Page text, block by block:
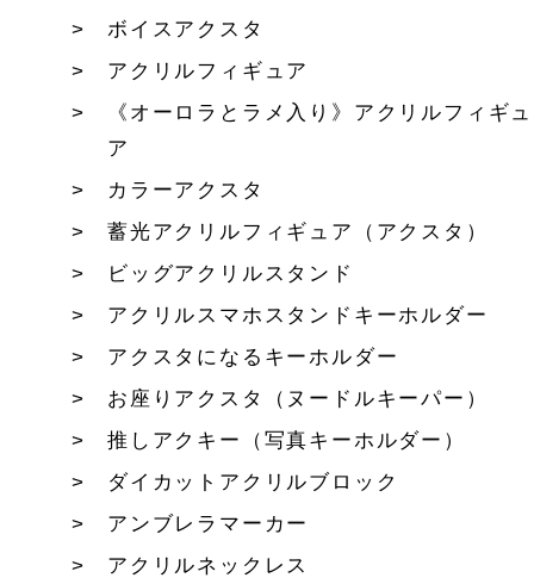
ボイスアクスタ
アクリルフィギュア
《オーロラとラメ入り》アクリルフィギュ
ア
カラーアクスタ
蓄光アクリルフィギュア（アクスタ）
ビッグアクリルスタンド
アクリルスマホスタンドキーホルダー
アクスタになるキーホルダー
お座りアクスタ（ヌードルキーパー）
推しアクキー（写真キーホルダー）
ダイカットアクリルブロック
アンブレラマーカー
アクリルネックレス